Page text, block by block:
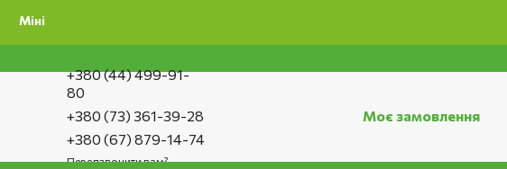
сума замовлення на сайті 500 грн
+380 (44) 499-91-
80
+380 (73) 361-39-28
+380 (67) 879-14-74
Передзвонити вам?
Моє замовлення